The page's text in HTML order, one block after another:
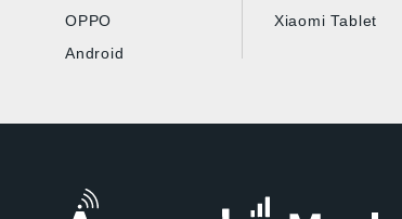
OPPO
Android
Xiaomi Tablet